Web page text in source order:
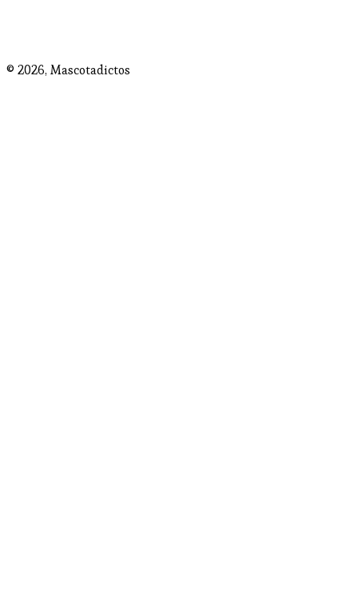
© 2026, Mascotadictos